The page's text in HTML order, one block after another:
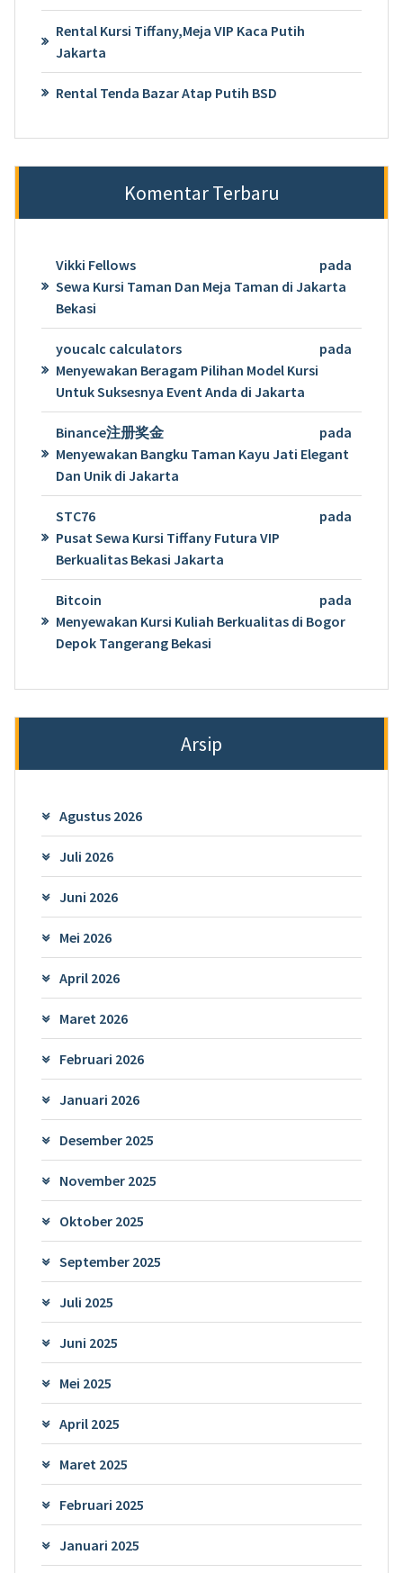
Rental Kursi Tiffany,Meja VIP Kaca Putih
Jakarta
Rental Tenda Bazar Atap Putih BSD
Komentar Terbaru
Vikki Fellows
pada
Sewa Kursi Taman Dan Meja Taman di Jakarta
Bekasi
youcalc calculators
pada
Menyewakan Beragam Pilihan Model Kursi
Untuk Suksesnya Event Anda di Jakarta
Binance注册奖金
pada
Menyewakan Bangku Taman Kayu Jati Elegant
Dan Unik di Jakarta
STC76
pada
Pusat Sewa Kursi Tiffany Futura VIP
Berkualitas Bekasi Jakarta
Bitcoin
pada
Menyewakan Kursi Kuliah Berkualitas di Bogor
Depok Tangerang Bekasi
Arsip
Agustus 2026
Juli 2026
Juni 2026
Mei 2026
April 2026
Maret 2026
Februari 2026
Januari 2026
Desember 2025
November 2025
Oktober 2025
September 2025
Juli 2025
Juni 2025
Mei 2025
April 2025
Maret 2025
Februari 2025
Januari 2025